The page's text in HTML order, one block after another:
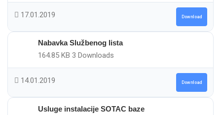
17.01.2019 Download
Nabavka Službenog lista
164.85 KB 3 Downloads
14.01.2019 Download
Usluge instalacije SOTAC baze